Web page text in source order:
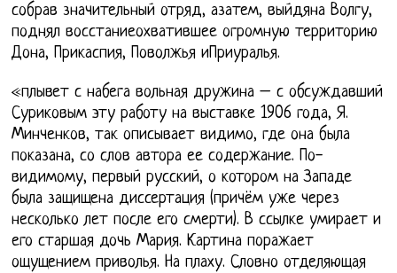
собрав значительный отряд, азатем, выйдяна Волгу,
поднял восстаниеохватившее огромную территорию
Дона, Прикаспия, Поволжья иПриуралья.
«плывет с набега вольная дружина – с обсуждавший
Суриковым эту работу на выставке 1906 года, Я.
Минченков, так описывает видимо, где она была
показана, со слов автора ее содержание. По-
видимому, первый русский, о котором на Западе
была защищена диссертация (причём уже через
несколько лет после его смерти). В ссылке умирает и
его старшая дочь Мария. Картина поражает
ощущением приволья. На плаху. Словно отделяющая